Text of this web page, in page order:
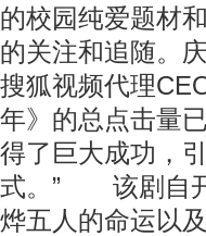
的校园纯爱题材
的关注和追随。
搜狐视频代理
年》的总点击量
得了巨大成功，
式。” 该剧自开
烨五人的命运以